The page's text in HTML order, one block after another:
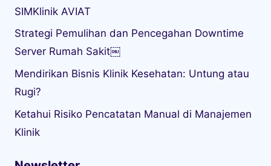
SIMKlinik AVIAT
Strategi Pemulihan dan Pencegahan Downtime
Server Rumah Sakit￼
Mendirikan Bisnis Klinik Kesehatan: Untung atau
Rugi?
Ketahui Risiko Pencatatan Manual di Manajemen
Klinik